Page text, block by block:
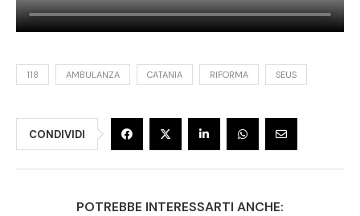
118 AMBULANZA CATANIA RIFORMA SEUS
CONDIVIDI
POTREBBE INTERESSARTI ANCHE: